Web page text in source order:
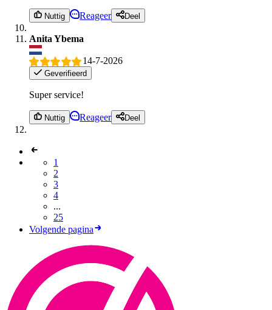
Nuttig Reageer Deel
Anita Ybema
14-7-2026
Geverifieerd
Super service!
Nuttig Reageer Deel
1
2
3
4
...
25
Volgende pagina